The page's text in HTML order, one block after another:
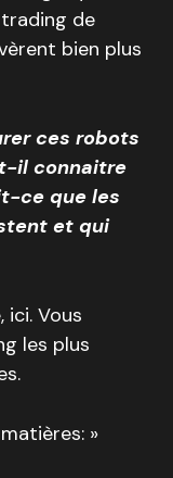
de
bien plus
ces robots
il connaitre
ce que les
et qui
ici. Vous
les plus
»